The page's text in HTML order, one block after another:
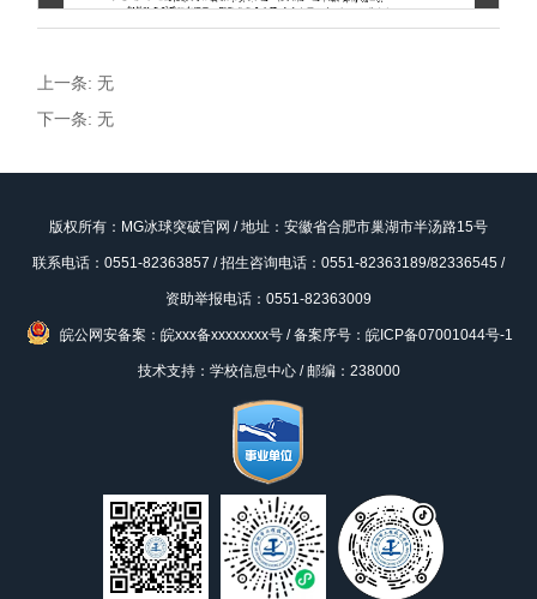
上一条: 无
下一条: 无
版权所有：MG冰球突破官网 / 地址：安徽省合肥市巢湖市半汤路15号
联系电话：0551-82363857 / 招生咨询电话：0551-82363189/82336545 /
资助举报电话：0551-82363009
皖公网安备案：皖xxx备xxxxxxxx号/备案序号：皖ICP备07001044号-1
技术支持：学校信息中心 / 邮编：238000